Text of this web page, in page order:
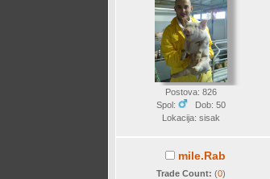
Postova: 826
Spol:
Dob: 50
Lokacija: sisak
mile.Rab
Trade Count:(0)